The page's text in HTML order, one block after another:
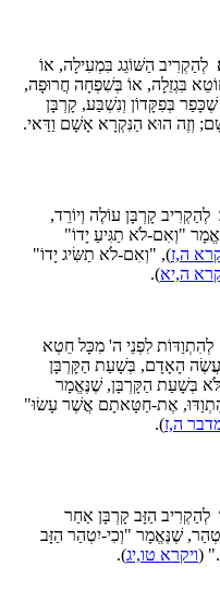
לְהַקְרִיב הַשּׁוֹגֵג בִּמְעִילָה, אוֹ
בִּגְזֵלָה, אוֹ בְּשִׁפְחָה חֲרוּפָה,
שֶׁכָּפַר בְּפִקָּדוֹן וְנִשְׁבַּע, קָרְבָּן
וְזֶה הוּא הַנִּקְרָא אָשָׁם וַדַּאי.
לְהַקְרִיב קָרְבָּן עוֹלֶה וְיוֹרֵד,
"וְאִם-לֹא תַגִּיעַ יָדוֹ"
ה,ז), "וְאִם-לֹא תַשִּׂיג יָדוֹ"
ה,יא).
לְהִתְוַדּוֹת לִפְנֵי ה' מִכָּל חֵטְא
הָאָדָם, בְּשָׁעַת הַקָּרְבָּן
בְּשָׁעַת הַקָּרְבָּן, שֶׁנֶּאֱמָר
אֶת-חַטָּאתָם אֲשֶׁר עָשׂוּ"
ה,ז).
לְהַקְרִיב הַזָּב קָרְבָּן אַחַר
שֶׁנֶּאֱמָר "וְכִי-יִטְהַר הַזָּב
. .ויקרא טו,יג).